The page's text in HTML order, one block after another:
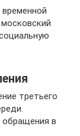
третьего
обращения в